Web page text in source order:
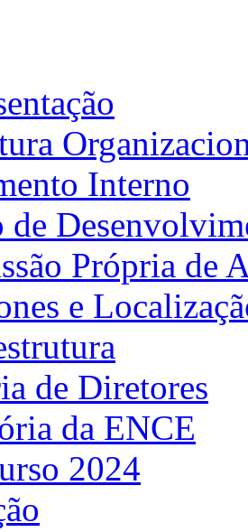
Interno
de
Própria de
e
de Diretores
da ENCE
2024